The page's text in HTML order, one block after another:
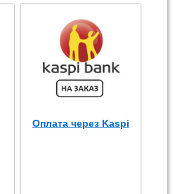
Оплата через Kaspi